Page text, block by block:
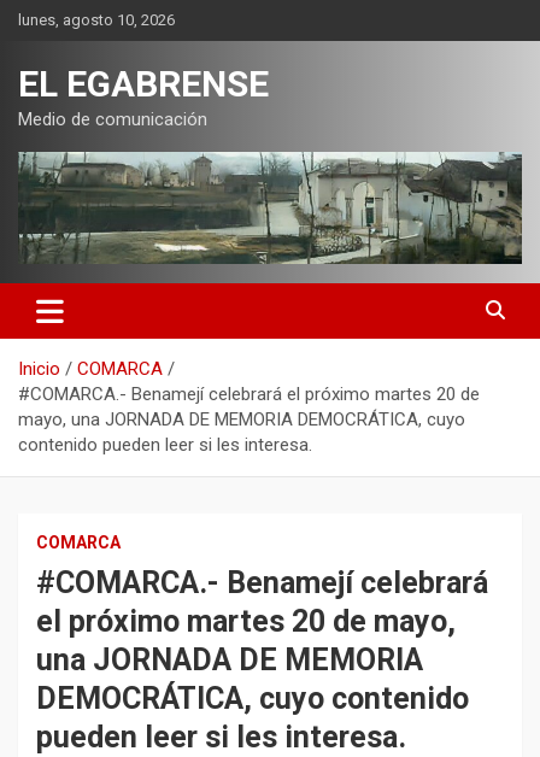
Saltarlunes, agosto 10, 2026
EL EGABRENSE
Medio de comunicación
Inicio
COMARCA
#COMARCA.- Benamejí celebrará el próximo martes 20 de
mayo, una JORNADA DE MEMORIA DEMOCRÁTICA, cuyo
contenido pueden leer si les interesa.
COMARCA
#COMARCA.- Benamejí celebrará
el próximo martes 20 de mayo,
una JORNADA DE MEMORIA
DEMOCRÁTICA, cuyo contenido
pueden leer si les interesa.